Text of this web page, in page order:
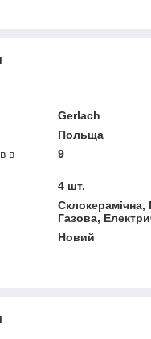
Gerlach
Польща
в
9
4 шт.
Склокерамічна,
Газова,
Новий